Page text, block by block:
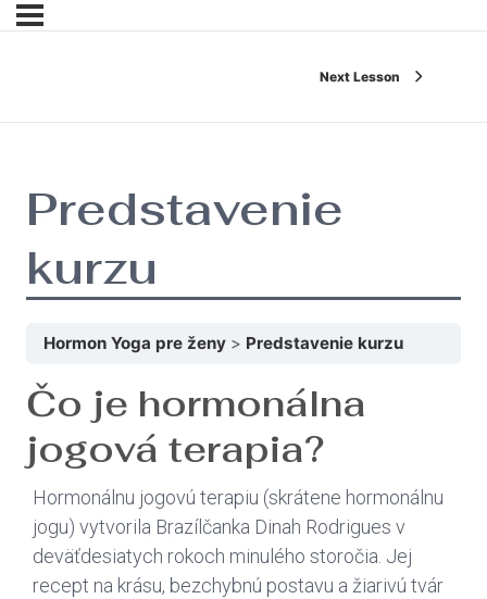
Next Lesson
Predstavenie
kurzu
Hormon Yoga pre ženy Predstavenie kurzu
Čo je hormonálna
jogová terapia?
Hormonálnu jogovú terapiu (skrátene hormonálnu
jogu) vytvorila Brazílčanka Dinah Rodrigues v
deväťdesiatych rokoch minulého storočia. Jej
recept na krásu, bezchybnú postavu a žiarivú tvár